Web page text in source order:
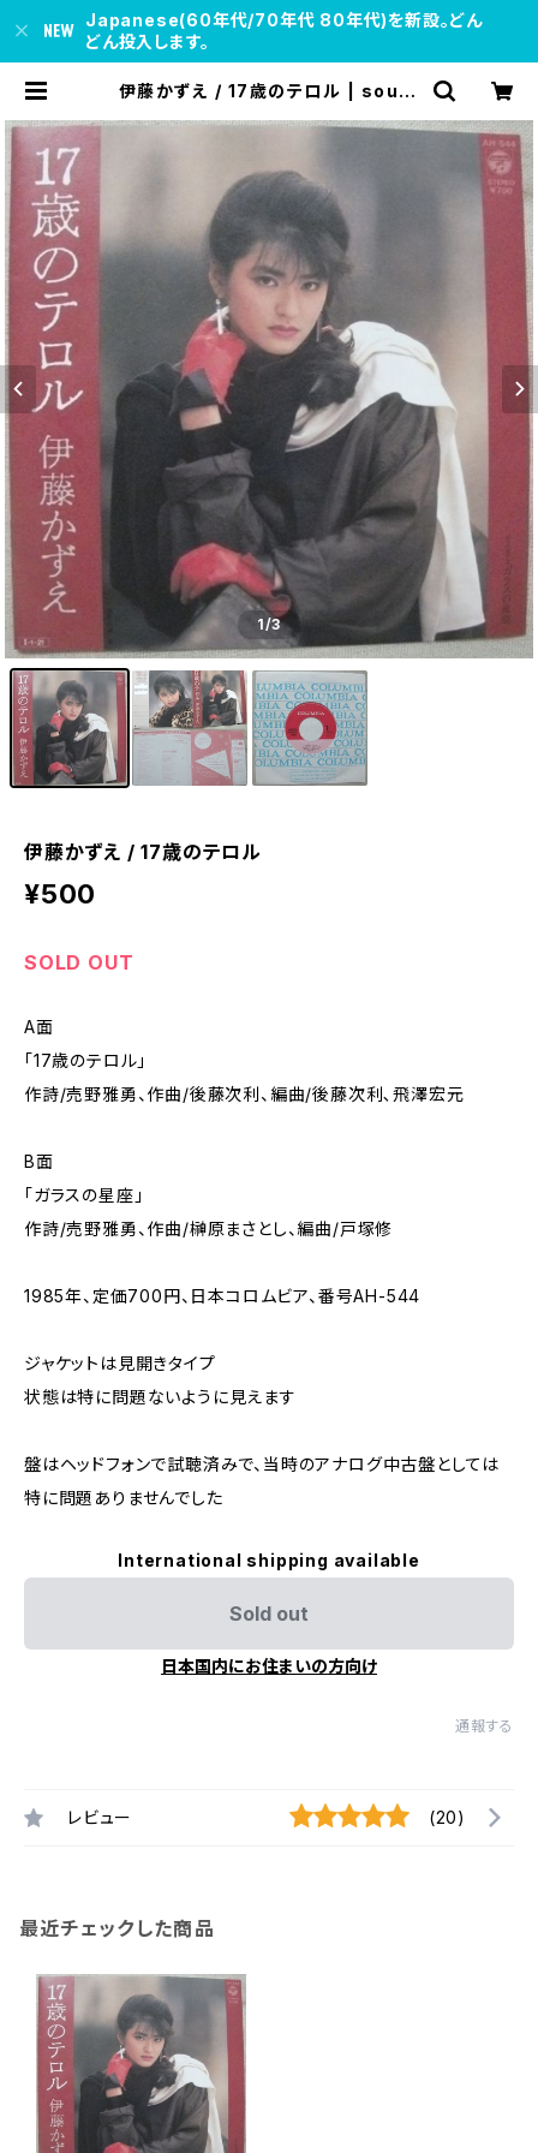
Japanese(60年代/70年代 80年代)を新設。どん
どん投入します。
伊藤かずえ / 17歳のテロル | soul r
1/3
伊藤かずえ / 17歳のテロル
¥500
SOLD OUT
A面
「17歳のテロル」
作詩/売野雅勇、作曲/後藤次利、編曲/後藤次利､飛澤宏元
B面
「ガラスの星座」
作詩/売野雅勇、作曲/榊原まさとし、編曲/戸塚修
1985年、定価700円、日本コロムビア、番号AH-544
ジャケットは見開きタイプ
状態は特に問題ないように見えます
盤はヘッドフォンで試聴済みで、当時のアナログ中古盤としては
特に問題ありませんでした
International shipping available
Sold out
日本国内にお住まいの方向け
通報する
レビュー (20)
最近チェックした商品